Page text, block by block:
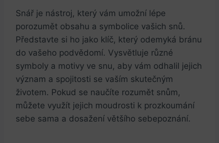
Snář je nástroj, který vám umožní lépe
porozumět obsahu a symbolice vašich snů.
Představte si ho jako klíč, který odemyká bránu
do vašeho podvědomí. Vysvětluje různé
symboly a motivy ve snu, aby vám odhalil jejich
význam a spojitosti se vaším skutečným
životem. Pokud se naučíte rozumět snům,
můžete využít jejich moudrosti k prozkoumání
sebe sama a dosažení většího sebepoznání.